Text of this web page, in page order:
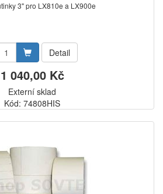
3" pro LX810e a LX900e
Detail
1 040,00 Kč
Externí sklad
Kód: 74808HIS